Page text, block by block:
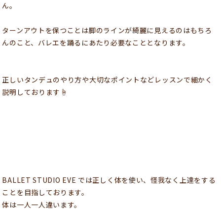
ん。
ターンアウトを保つことは脚のラインが綺麗に見えるのはもちろ
んのこと、バレエを踊るにあたり必要なこととなります。
正しいタンデュのやり方や大切なポイントなどレッスンで細かく
説明しております☝️
BALLET STUDIO EVE では正しく体を使い、怪我なく上達をする
ことを目指しております。
体は一人一人違います。